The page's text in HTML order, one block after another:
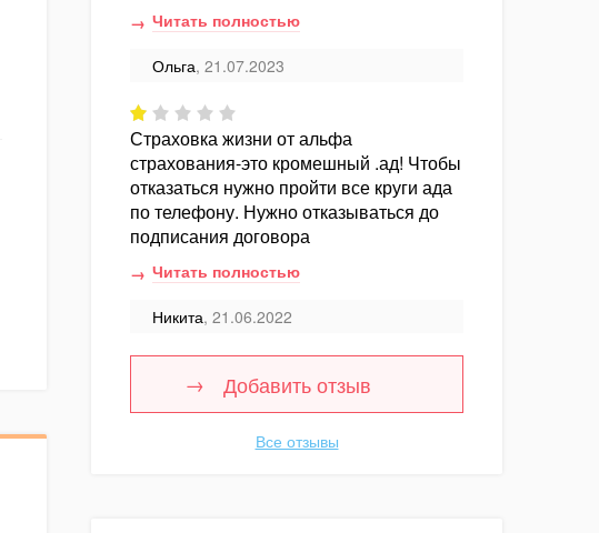
Читать полностью
Ольга, 21.07.2023
Страховка жизни от альфа
страхования-это кромешный .ад! Чтобы
отказаться нужно пройти все круги ада
по телефону. Нужно отказываться до
подписания договора
Читать полностью
Никита, 21.06.2022
Добавить отзыв
Все отзывы